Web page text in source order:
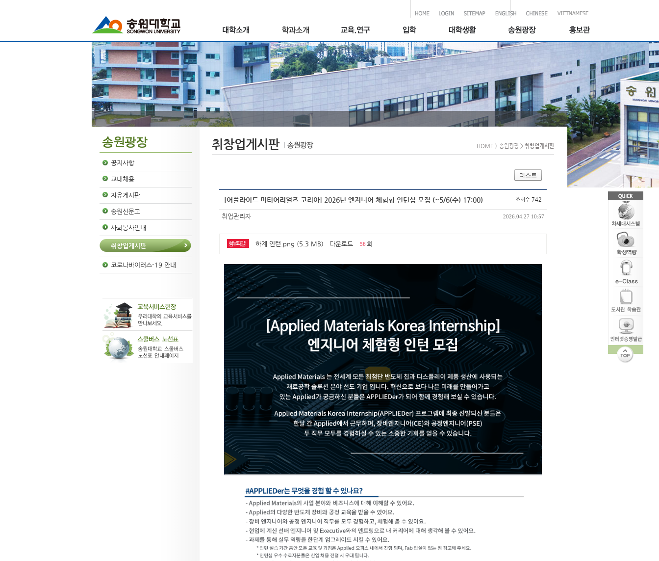
공지사항
교내채용
자유게시판
송원신문고
사회봉사안내
취창업게시판
코로나바이러스-19 안내
취창업게시판 HOME > 송원광장 > 취창업게시판
리스트
[어플라이드 머티어리얼즈 코리아] 2026년 엔지니어 체험형 인턴십 모집 (~5/6(수) 17:00) 조회수 742
취업관리자 2026.04.27 10:57
첨부파일1 하계 인턴.png (5.3 MB) 다운로드 56 회